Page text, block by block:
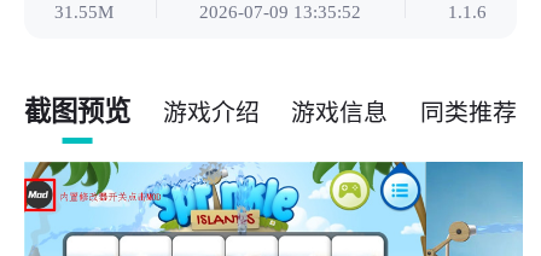
31.55M
2026-07-09 13:35:52
1.1.6
截图预览 游戏介绍 游戏信息 同类推荐